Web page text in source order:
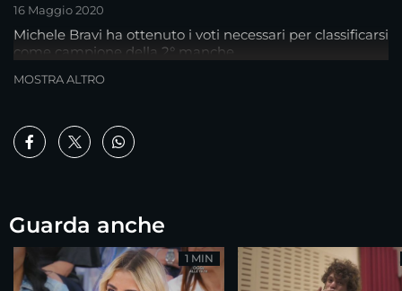
16 Maggio 2020
Michele Bravi ha ottenuto i voti necessari per classificarsi
come campione della 2° manche
MOSTRA ALTRO
Guarda anche
1 MIN